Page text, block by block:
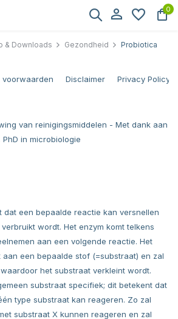
0
& Downloads Gezondheid Probiotica
voorwaarden Disclaimer Privacy Policy
van reinigingsmiddelen - Met dank aan
PhD in microbiologie
dat een bepaalde reactie kan versnellen
wordt. Het enzym komt telkens
aan een volgende reactie. Het
een bepaalde stof (=substraat) en zal
het substraat verkleint wordt.
substraat specifiek; dit betekent dat
type substraat kan reageren. Zo zal
substraat X kunnen reageren en zal